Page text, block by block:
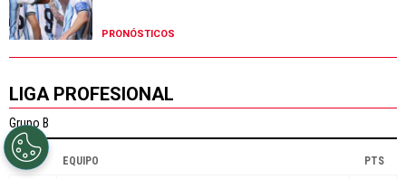
PRONÓSTICOS
LIGA PROFESIONAL